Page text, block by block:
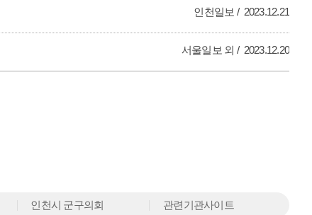
인천일보 2023.12.21
서울일보 외 2023.12.20
인천시 군구의회 관련기관사이트